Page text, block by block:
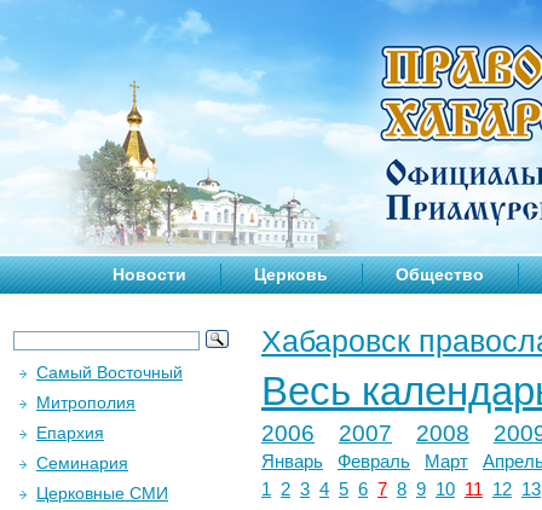
Новости Церковь Общество
Хабаровск
Весь
2006 2007 2008
Январь Февраль Март
1
2 3 4 5 6 7 8 9 10 11 12 13
Самый Восточный
Митрополия
Епархия
Семинария
Церковные СМИ